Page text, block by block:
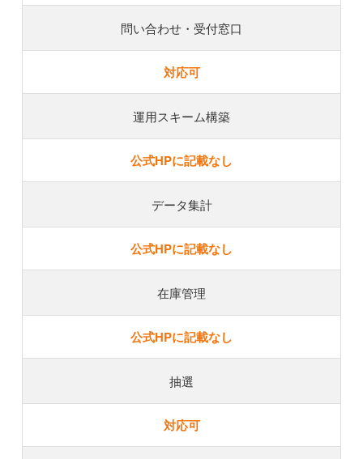
問い合わせ・受付窓口
対応可
運用スキーム構築
公式HPに記載なし
データ集計
公式HPに記載なし
在庫管理
公式HPに記載なし
抽選
対応可